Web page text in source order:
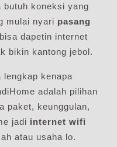
koneksi yang
mulai nyari pasang
dapetin internet
bikin kantong jebol.
kenapa
adalah pilihan
paket, keunggulan,
jadi internet wifi
atau usaha lo.